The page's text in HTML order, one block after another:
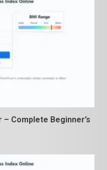
Complete Beginner’s